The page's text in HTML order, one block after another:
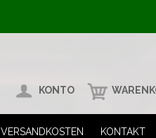
KONTO
VERSANDKOSTEN KONTAKT